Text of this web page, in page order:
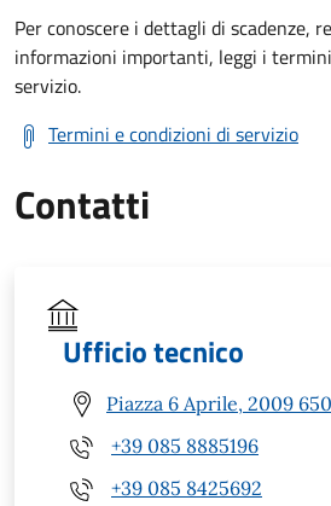
Per conoscere i dettagli di scadenze,
informazioni importanti, leggi i
servizio.
Termini e condizioni di servizio
Contatti
Ufficio tecnico
Piazza 6 Aprile, 2009
+39 085 8885196
+39 085 8425692